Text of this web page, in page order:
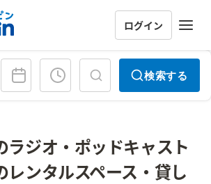
ログイン
場タイプ 検索する
ラジオ・ポッドキャスト
レンタルスペース・貸し